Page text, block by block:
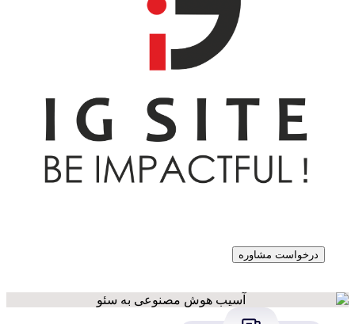
درخواست مشاوره